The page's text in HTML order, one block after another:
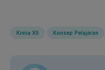
Kimia XII Konsep Pelajaran